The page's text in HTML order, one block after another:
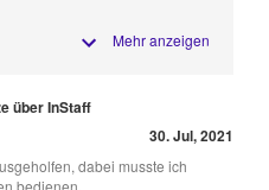
Mehr anzeigen
über InStaff
30. Jul, 2021
dabei musste ich
bedienen.